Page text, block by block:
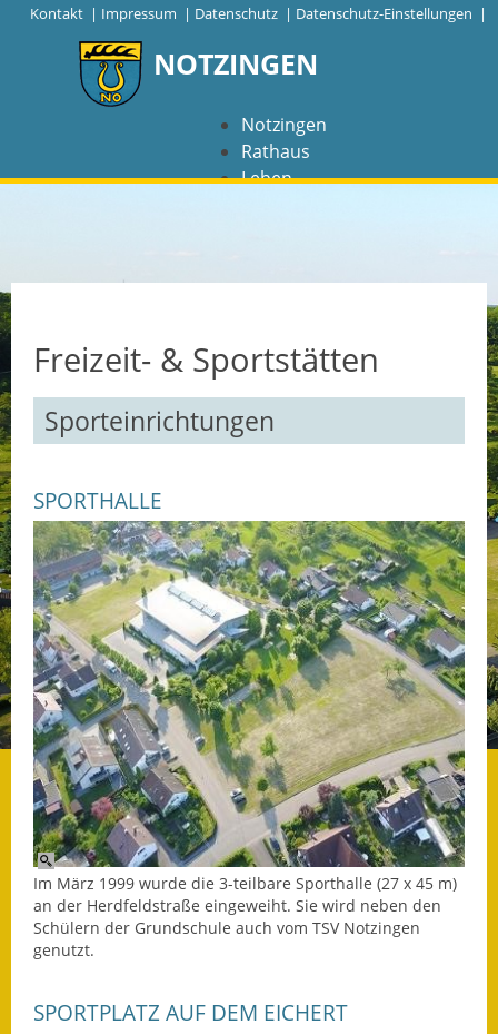
Kontakt | Impressum | Datenschutz | Datenschutz-Einstellungen |
NOTZINGEN
Notzingen
Rathaus
Leben
NAVIGATION
Barrierefreiheit
Datenschutz
Datenschutz im
Steueramt
Gebärdensprache
Geschichte und
Gegenwart
Was die Alten noch
wussten!
Wagner-Werkstatt
Informationsbroschüre
Leichte Sprache
Freizeit- & Sportstätten
Sporteinrichtungen
SPORTHALLE
Im März 1999 wurde die 3-teilbare Sporthalle (27 x 45 m)
an der Herdfeldstraße eingeweiht. Sie wird neben den
Schülern der Grundschule auch vom TSV Notzingen
genutzt.
SPORTPLATZ AUF DEM EICHERT